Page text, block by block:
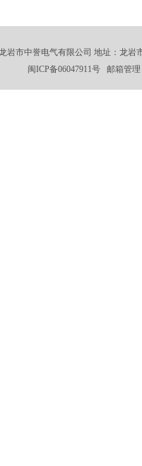
岩市中誉电气有限公司 地址：龙岩
闽ICP备06047911号 邮箱管